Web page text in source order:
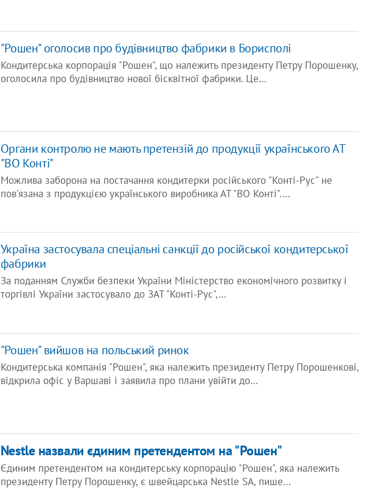
"Рошен" оголосив про будівництво фабрики в Борисполі
Кондитерська корпорація "Рошен", що належить президенту Петру Порошенку,
оголосила про будівництво нової бісквітної фабрики. Це…
Органи контролю не мають претензій до продукції українського АТ
"ВО Конті"
Можлива заборона на постачання кондитерки російського "Конті-Рус" не
пов'язана з продукцією українського виробника АТ "ВО Конті".…
Україна застосувала спеціальні санкції до російської кондитерської
фабрики
За поданням Служби безпеки України Міністерство економічного розвитку і
торгівлі України застосувало до ЗАТ "Конті-Рус",…
"Рошен" вийшов на польський ринок
Кондитерська компанія "Рошен", яка належить президенту Петру Порошенкові,
відкрила офіс у Варшаві і заявила про плани увійти до…
Nestle назвали єдиним претендентом на "Рошен"
Єдиним претендентом на кондитерську корпорацію "Рошен", яка належить
президенту Петру Порошенку, є швейцарська Nestle SA, пише…